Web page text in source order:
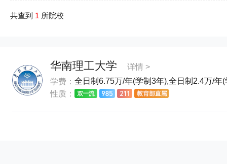
共查到 1 所院校
华南理工大学
详情 >
学费： 全日制6.75万/年(学制3年),全日制2.4万/年
性质：